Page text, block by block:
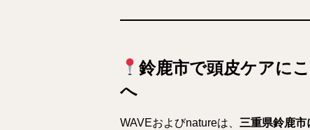
鈴鹿市で頭皮ケアに
へ
WAVEおよびnatureは、 三重県鈴鹿